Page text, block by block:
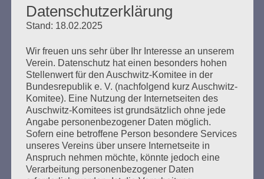
aufgenommen wird.
SCHWARZER WINKEL – Arme und
Datenschutzerklärung
Stand: 18.02.2025
Wir freuen uns sehr über Ihr Interesse an unserem
Verein. Datenschutz hat einen besonders hohen
Stellenwert für den Auschwitz-Komitee in der
Bundesrepublik e. V. (nachfolgend kurz Auschwitz-
Komitee). Eine Nutzung der Internetseiten des
Auschwitz-Komitees ist grundsätzlich ohne jede
Angabe personenbezogener Daten möglich.
Sofern eine betroffene Person besondere Services
unseres Vereins über unsere Internetseite in
Anspruch nehmen möchte, könnte jedoch eine
Verarbeitung personenbezogener Daten